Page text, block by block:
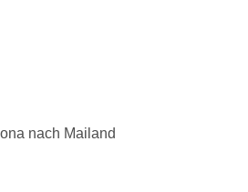
nach Mailand